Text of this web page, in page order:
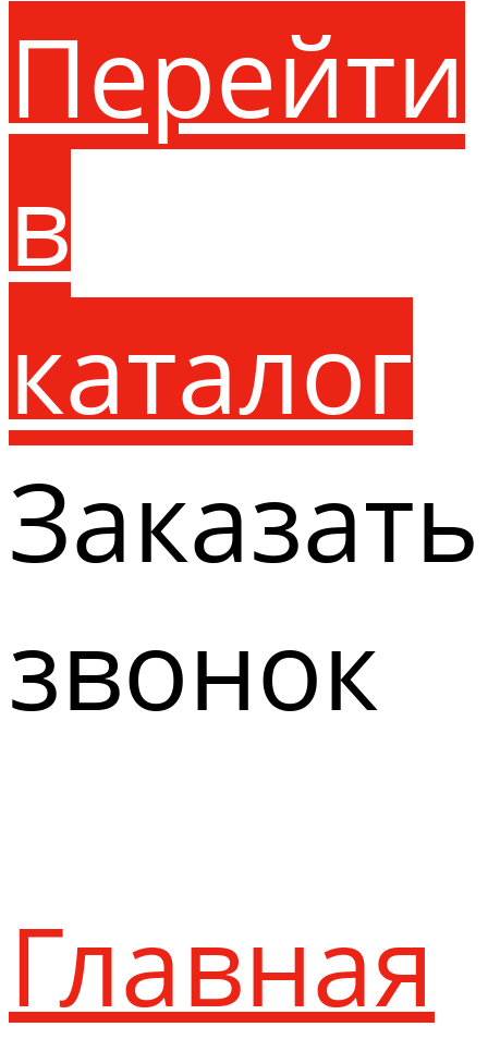
Перейти
в
каталог
Заказать
звонок
Главная